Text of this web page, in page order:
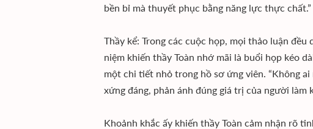
bền bỉ mà thuyết phục bằng năng lực thực chất.”
Thầy kể: Trong các cuộc họp, mọi thảo luận
niệm khiến thầy Toàn nhớ mãi là buổi họp kéo
một chi tiết nhỏ trong hồ sơ ứng viên. “Không
xứng đáng, phản ánh đúng giá trị của người làm
Khoảnh khắc ấy khiến thầy Toàn cảm nhận rõ